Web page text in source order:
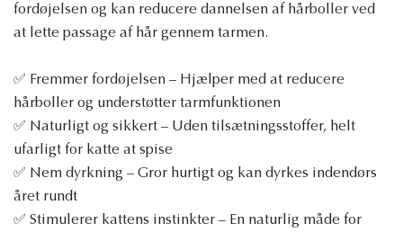
fordøjelsen og kan reducere dannelsen af hårboller ved
at lette passage af hår gennem tarmen.
✅ Fremmer fordøjelsen – Hjælper med at reducere
hårboller og understøtter tarmfunktionen
✅ Naturligt og sikkert – Uden tilsætningsstoffer, helt
ufarligt for katte at spise
✅ Nem dyrkning – Gror hurtigt og kan dyrkes indendørs
året rundt
✅ Stimulerer kattens instinkter – En naturlig måde for